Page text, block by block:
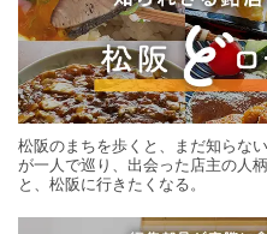
松阪のまちを歩くと、まだ知らな
が一人で巡り、出会った店主の人
と、松阪に行きたくなる。